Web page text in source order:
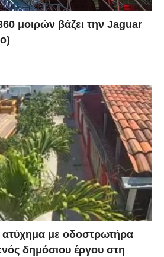
μοιρών βάζει την Jaguar
με οδοστρωτήρα
δημόσιου έργου στη